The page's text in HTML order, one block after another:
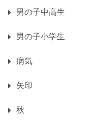
男の子中高生
男の子小学生
病気
矢印
秋